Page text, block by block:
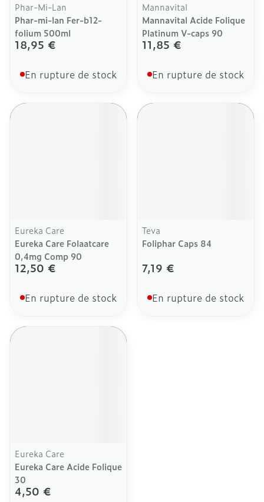
Phar-Mi-Lan
Phar-mi-lan Fer-b12-
folium 500ml
18,95 €
En rupture de stock
Mannavital
Mannavital Acide Folique
Platinum V-caps 90
11,85 €
En rupture de stock
Eureka Care
Eureka Care Folaatcare
0,4mg Comp 90
12,50 €
En rupture de stock
Teva
Foliphar Caps 84
7,19 €
En rupture de stock
Eureka Care
Eureka Care Acide Folique
30
4,50 €